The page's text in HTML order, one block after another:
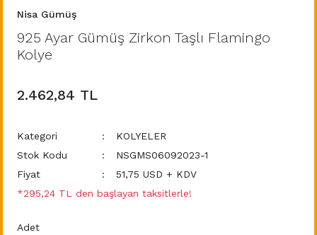
Nisa Gümüş
925 Ayar Gümüş Zirkon Taşlı Flamingo
Kolye
2.462,84 TL
Kategori
KOLYELER
Stok Kodu
NSGMS06092023-1
Fiyat
51,75 USD + KDV
*295,24 TL den başlayan taksitlerle!
Adet